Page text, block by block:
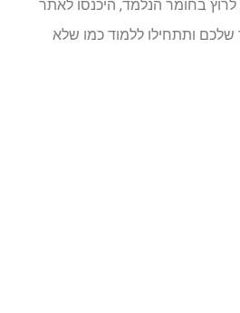
בחומר הנלמד, היכנסו לאתר
ותתחילו ללמוד כמו שלא